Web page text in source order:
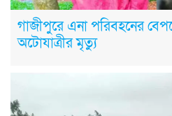
গাজীপুরে এনা পরিবহনের
অটোযাত্রীর মৃত্যু